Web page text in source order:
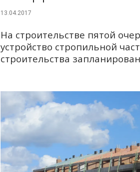
13.04.2017
На строительстве пятой
устройство стропильной
строительства